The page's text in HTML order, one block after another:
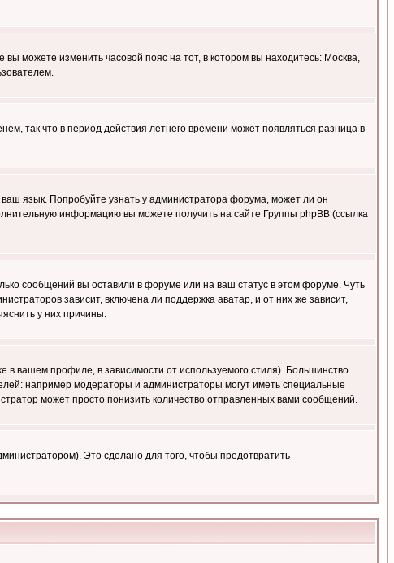
можете изменить часовой пояс на тот, в котором вы находитесь: Москва,
так что в период действия летнего времени может появляться разница в
язык. Попробуйте узнать у администратора форума, может ли он
информацию вы можете получить на сайте Группы phpBB (ссылка
сообщений вы оставили в форуме или на ваш статус в этом форуме. Чуть
зависит, включена ли поддержка аватар, и от них же зависит,
у них причины.
вашем профиле, в зависимости от используемого стиля). Большинство
например модераторы и администраторы могут иметь специальные
может просто понизить количество отправленных вами сообщений.
Это сделано для того, чтобы предотвратить